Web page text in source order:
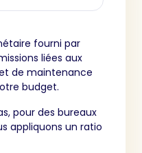
fourni par
liées aux
de maintenance
budget.
pour des bureaux
appliquons un ratio